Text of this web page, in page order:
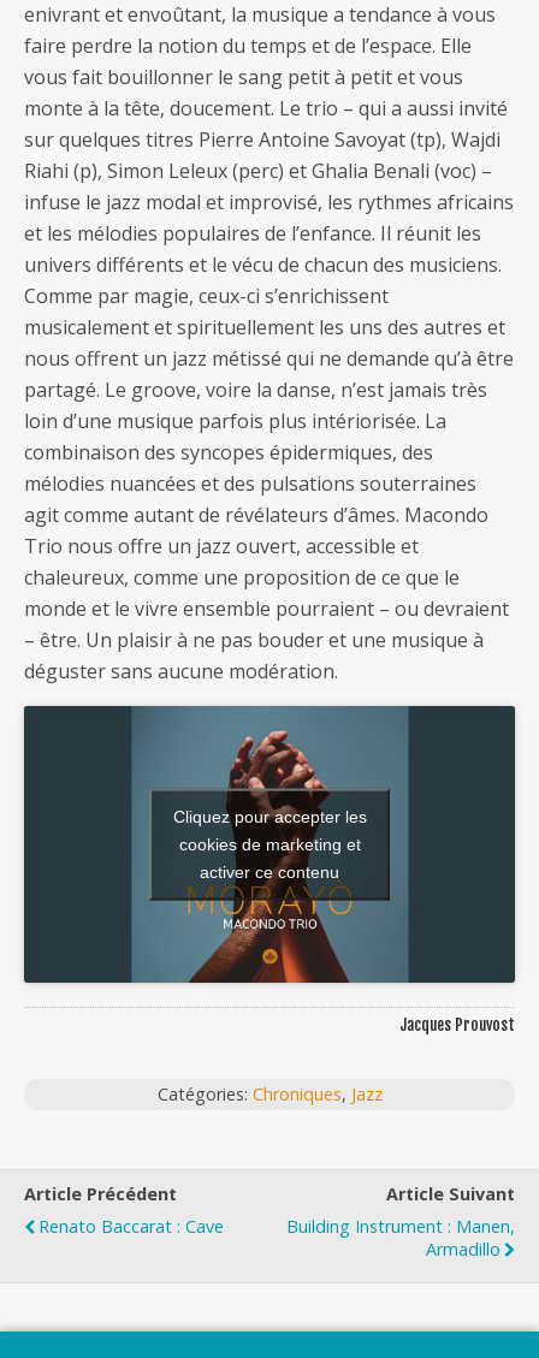
enivrant et envoûtant, la musique a tendance à vous
faire perdre la notion du temps et de l’espace. Elle
vous fait bouillonner le sang petit à petit et vous
monte à la tête, doucement. Le trio – qui a aussi invité
sur quelques titres Pierre Antoine Savoyat (tp), Wajdi
Riahi (p), Simon Leleux (perc) et Ghalia Benali (voc) –
infuse le jazz modal et improvisé, les rythmes africains
et les mélodies populaires de l’enfance. Il réunit les
univers différents et le vécu de chacun des musiciens.
Comme par magie, ceux-ci s’enrichissent
musicalement et spirituellement les uns des autres et
nous offrent un jazz métissé qui ne demande qu’à être
partagé. Le groove, voire la danse, n’est jamais très
loin d’une musique parfois plus intériorisée. La
combinaison des syncopes épidermiques, des
mélodies nuancées et des pulsations souterraines
agit comme autant de révélateurs d’âmes. Macondo
Trio nous offre un jazz ouvert, accessible et
chaleureux, comme une proposition de ce que le
monde et le vivre ensemble pourraient – ou devraient
– être. Un plaisir à ne pas bouder et une musique à
déguster sans aucune modération.
Cliquez pour accepter les
cookies de marketing et
activer ce contenu
Jacques Prouvost
Catégories: Chroniques, Jazz
Article Précédent
Renato Baccarat : Cave
Article Suivant
Building Instrument : Manen,
Armadillo